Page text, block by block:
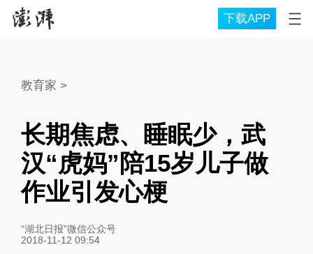
下载APP
教育家 >
长期焦虑、睡眠少，武
汉“虎妈”陪15岁儿子做
作业引发心梗
“湖北日报”微信公众号
2018-11-12 09:54